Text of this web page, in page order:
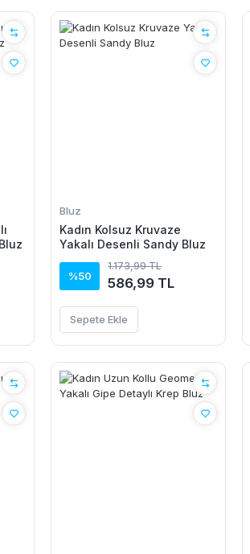
Bluz
Kadın Kolsuz Kruvaze
Yakalı Desenli Sandy Bluz
%50
1.173,99 TL
586,99 TL
Sepete Ekle